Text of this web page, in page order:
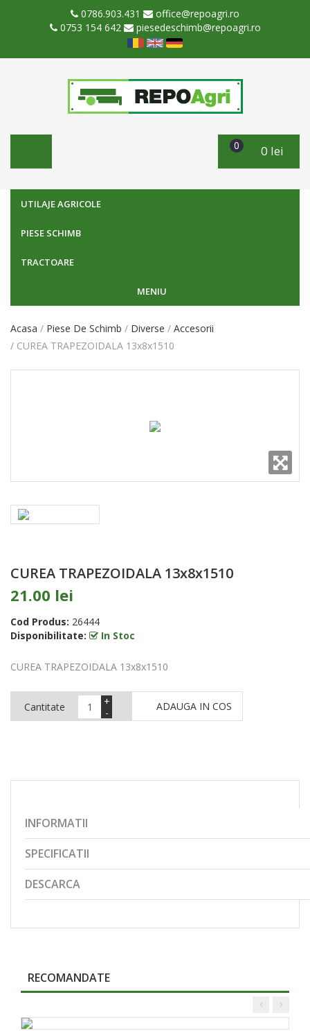
0786.903.431
office@repoagri.ro
0753 154 642
piesedeschimb@repoagri.ro
0 0 lei
UTILAJE AGRICOLE
PIESE SCHIMB
TRACTOARE
MENIU
Acasa Piese De Schimb Diverse
Accesorii
CUREA TRAPEZOIDALA 13x8x1510
CUREA TRAPEZOIDALA 13x8x1510
21.00 lei
Cod Produs: 26444
Disponibilitate:
In Stoc
CUREA TRAPEZOIDALA 13x8x1510
Cantitate -
+ ADAUGA IN COS
INFORMATII
SPECIFICATII
DESCARCA
RECOMANDATE